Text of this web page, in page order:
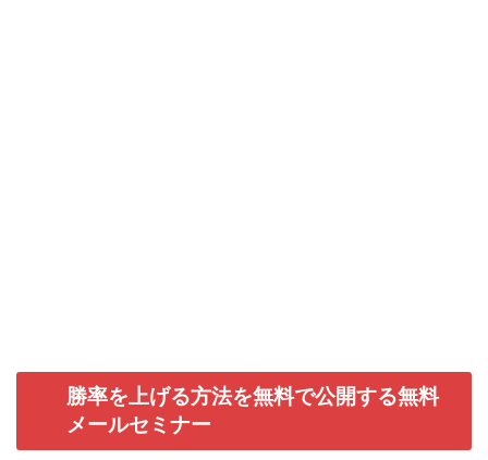
勝率を上げる方法を無料で公開する無料
メールセミナー